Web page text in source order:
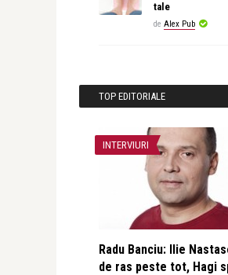
tale
de Alex Pub
TOP EDITORIALE
INTERVIURI
Radu Banciu: Ilie
de ras peste tot, Hagi